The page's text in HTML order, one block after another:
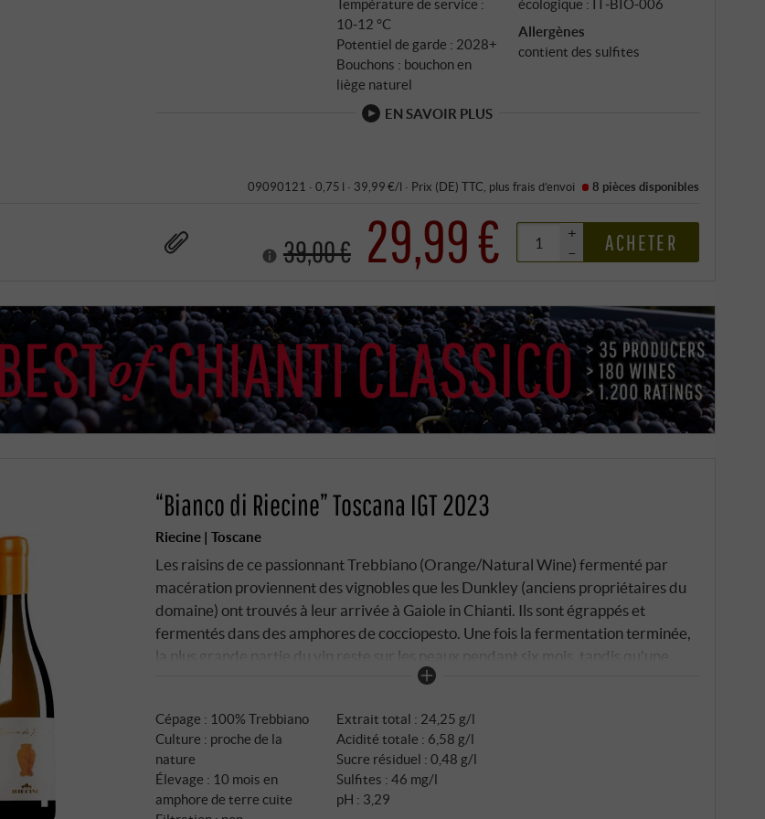
Température de service :
10‑12 °C
Potentiel de garde : 2028+
Bouchons : bouchon en
liège naturel
écologique : IT‑BIO‑006
Allergènes
contient des sulfites
EN SAVOIR PLUS
09090121 · 0,75 l · 39,99 €/l · Prix (DE) TTC , plus frais d’envoi 8 pièces disponibles
39,00 € 29,99 €
+
–
ACHETER
“Bianco di Riecine” Toscana IGT 2023
Riecine | Toscane
Les raisins de ce passionnant Trebbiano (Orange/Natural Wine) fermenté par
macération proviennent des vignobles que les Dunkley (anciens propriétaires du
domaine) ont trouvés à leur arrivée à Gaiole in Chianti. Ils sont égrappés et
fermentés dans des amphores de cocciopesto. Une fois la fermentation terminée,
la plus grande partie du vin reste sur les peaux pendant six mois, tandis qu'une
petite partie (10-15 %) sans peaux vieillit pendant la même période dans des
Cépage : 100% Trebbiano
Culture : proche de la
nature
Élevage : 10 mois en
amphore de terre cuite
Extrait total : 24,25 g/l
Acidité totale : 6,58 g/l
Sucre résiduel : 0,48 g/l
Sulfites : 46 mg/l
pH : 3,29